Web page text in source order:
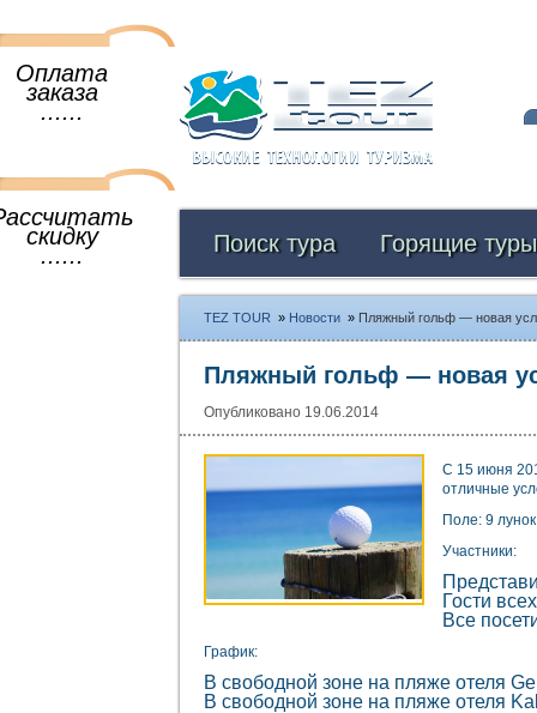
Оплата
заказа
......
скидку
...... Поиск тура Горящие туры
TEZ TOUR » Новости » Пляжный гольф — новая
Пляжный гольф — новая
Опубликовано 19.06.2014
С 15 июня
отличные
Поле: 9
Участники:
Гости
Все
График:
В свободной зоне на пляже отеля
В свободной зоне на пляже отеля